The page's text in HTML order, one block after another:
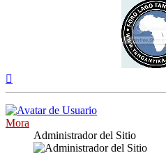
Mora
Administrador del Sitio